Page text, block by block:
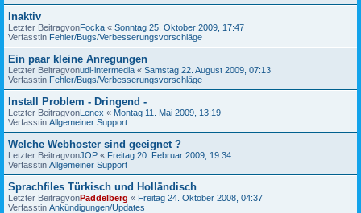
Inaktiv
Letzter BeitragvonFocka « Sonntag 25. Oktober 2009, 17:47
Verfasstin Fehler/Bugs/Verbesserungsvorschläge
Ein paar kleine Anregungen
Letzter Beitragvonudl-intermedia « Samstag 22. August 2009, 07:13
Verfasstin Fehler/Bugs/Verbesserungsvorschläge
Install Problem - Dringend -
Letzter BeitragvonLenex « Montag 11. Mai 2009, 13:19
Verfasstin Allgemeiner Support
Welche Webhoster sind geeignet ?
Letzter BeitragvonJOP « Freitag 20. Februar 2009, 19:34
Verfasstin Allgemeiner Support
Sprachfiles Türkisch und Holländisch
Letzter BeitragvonPaddelberg « Freitag 24. Oktober 2008, 04:37
Verfasstin Ankündigungen/Updates